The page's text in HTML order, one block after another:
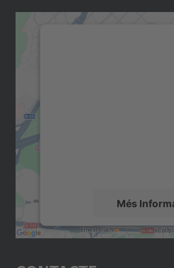
Més
Accepta
powered by